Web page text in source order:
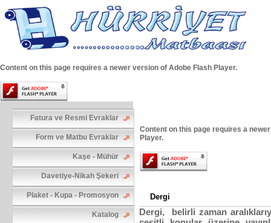
Content on this page requires a newer version of Adobe Flash Player.
Fatura ve Resmi Evraklar
Form ve Matbu Evraklar
Kaşe - Mühür
Davetiye-Nikah Şekeri
Plaket - Kupa - Promosyon
Katalog
Content on this page requires a
Player.
Dergi
Dergi, belirli zaman